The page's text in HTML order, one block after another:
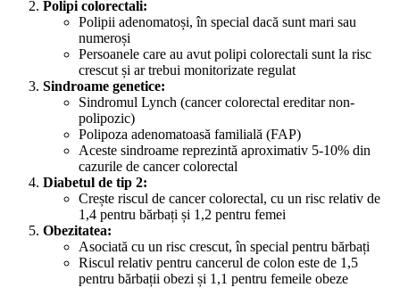
Polipi colorectali:
Polipii adenomatoși, în special dacă sunt mari sau
numeroși
Persoanele care au avut polipi colorectali sunt la risc
crescut și ar trebui monitorizate regulat
Sindroame genetice:
Sindromul Lynch (cancer colorectal ereditar non-
polipozic)
Polipoza adenomatoasă familială (FAP)
Aceste sindroame reprezintă aproximativ 5-10% din
cazurile de cancer colorectal
Diabetul de tip 2:
Crește riscul de cancer colorectal, cu un risc relativ de
1,4 pentru bărbați și 1,2 pentru femei
Obezitatea:
Asociată cu un risc crescut, în special pentru bărbați
Riscul relativ pentru cancerul de colon este de 1,5
pentru bărbații obezi și 1,1 pentru femeile obeze